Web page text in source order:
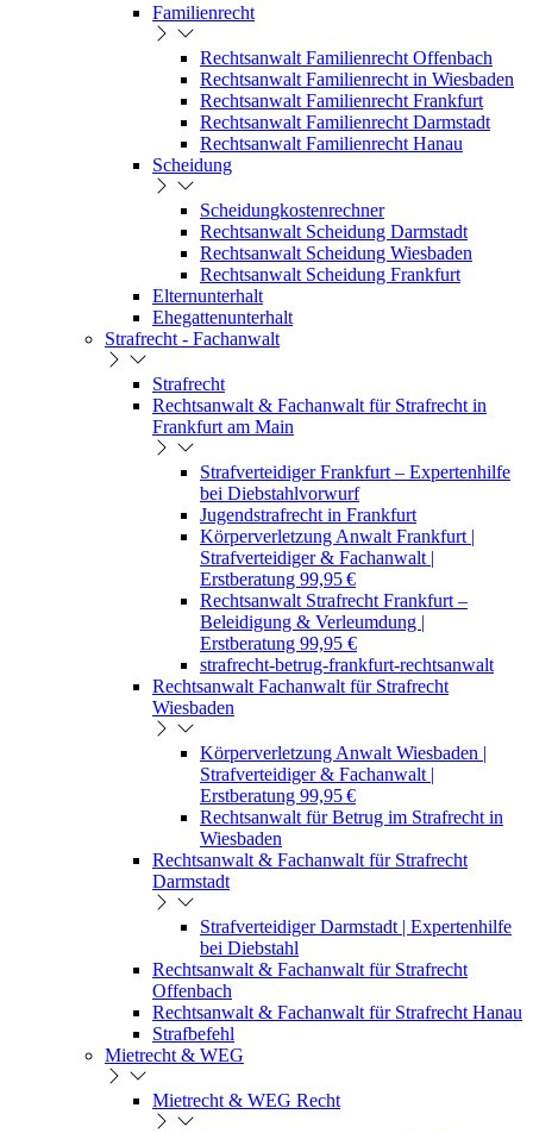
Familienrecht
Rechtsanwalt Familienrecht Offenbach
Rechtsanwalt Familienrecht in Wiesbaden
Rechtsanwalt Familienrecht Frankfurt
Rechtsanwalt Familienrecht Darmstadt
Rechtsanwalt Familienrecht Hanau
Scheidung
Scheidungkostenrechner
Rechtsanwalt Scheidung Darmstadt
Rechtsanwalt Scheidung Wiesbaden
Rechtsanwalt Scheidung Frankfurt
Elternunterhalt
Ehegattenunterhalt
Strafrecht - Fachanwalt
Strafrecht
Rechtsanwalt & Fachanwalt für Strafrecht in
Frankfurt am Main
Strafverteidiger Frankfurt – Expertenhilfe
bei Diebstahlvorwurf
Jugendstrafrecht in Frankfurt
Körperverletzung Anwalt Frankfurt |
Strafverteidiger & Fachanwalt |
Erstberatung 99,95 €
Rechtsanwalt Strafrecht Frankfurt –
Beleidigung & Verleumdung |
Erstberatung 99,95 €
strafrecht-betrug-frankfurt-rechtsanwalt
Rechtsanwalt Fachanwalt für Strafrecht
Wiesbaden
Körperverletzung Anwalt Wiesbaden |
Strafverteidiger & Fachanwalt |
Erstberatung 99,95 €
Rechtsanwalt für Betrug im Strafrecht in
Wiesbaden
Rechtsanwalt & Fachanwalt für Strafrecht
Darmstadt
Strafverteidiger Darmstadt | Expertenhilfe
bei Diebstahl
Rechtsanwalt & Fachanwalt für Strafrecht
Offenbach
Rechtsanwalt & Fachanwalt für Strafrecht Hanau
Strafbefehl
Mietrecht & WEG
Mietrecht & WEG Recht